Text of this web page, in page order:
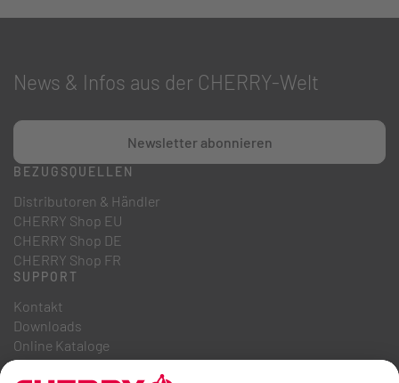
News & Infos aus der CHERRY-Welt
Newsletter abonnieren
BEZUGSQUELLEN
Distributoren & Händler
CHERRY Shop EU
CHERRY Shop DE
CHERRY Shop FR
SUPPORT
Kontakt
Downloads
Online Kataloge
FAQ